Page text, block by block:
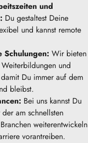
und
Du gestaltest Deine
und kannst remote
Schulungen: Wir bieten
und
Du immer auf dem
bleibst.
Bei uns kannst Du
am schnellsten
weiterentwickeln
vorantreiben.